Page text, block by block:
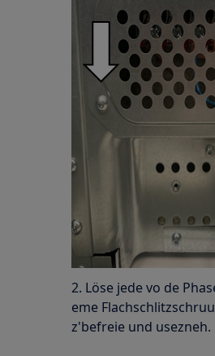
2. Löse jede vo de
eme
z'befreie und usezneh.